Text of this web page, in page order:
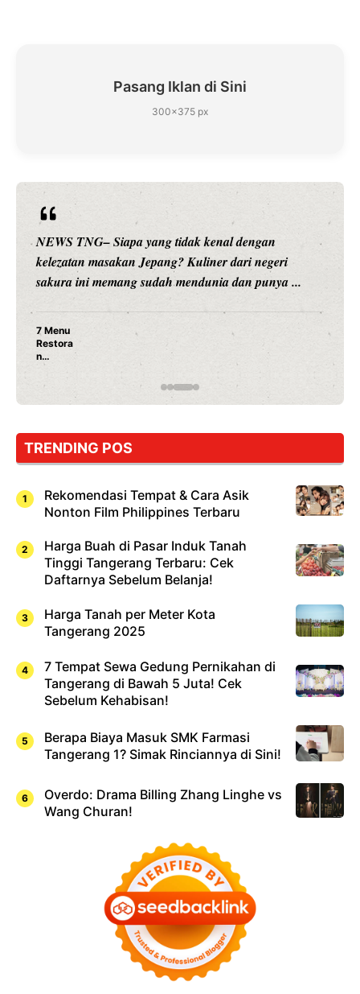
Pasang Iklan di Sini
300×375 px
NEWS TNG– Siapa yang tidak kenal dengan
kelezatan masakan Jepang? Kuliner dari negeri
sakura ini memang sudah mendunia dan punya ...
7 Menu
Restora
n
Jepang
yang
Dicoba,
Cuma
Sushi!
TRENDING POS
Rekomendasi Tempat & Cara Asik
Nonton Film Philippines Terbaru
Harga Buah di Pasar Induk Tanah
Tinggi Tangerang Terbaru: Cek
Daftarnya Sebelum Belanja!
Harga Tanah per Meter Kota
Tangerang 2025
7 Tempat Sewa Gedung Pernikahan di
Tangerang di Bawah 5 Juta! Cek
Sebelum Kehabisan!
Berapa Biaya Masuk SMK Farmasi
Tangerang 1? Simak Rinciannya di Sini!
Overdo: Drama Billing Zhang Linghe vs
Wang Churan!